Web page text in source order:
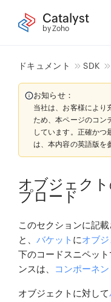
Catalyst
by Zoho
ドキュメント SDK
お知らせ：
当社は、お客様により
ため、本ページのコン
しています。正確かつ
は、本内容の英語版を
オブジェク
プロード
このセクションに記
と、 バケット にオブ
下のコードスニペッ
ンスは、
コンポーネ
オブジェクトに対して